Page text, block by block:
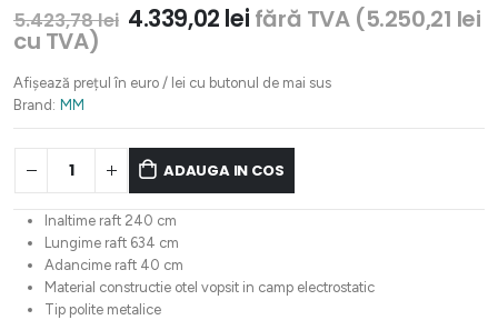
5.423,78lei Prețul
fost:
4.339,02 leiPrețul
4.339,02 lei.
fără TVA (5.250,21 lei
cu TVA)
Afișează prețul în euro / lei cu butonul de mai sus
Brand: MM
ADAUGA IN COS
Inaltime raft 240 cm
Lungime raft 634 cm
Adancime raft 40 cm
Material constructie otel vopsit in camp electrostatic
Tip polite metalice